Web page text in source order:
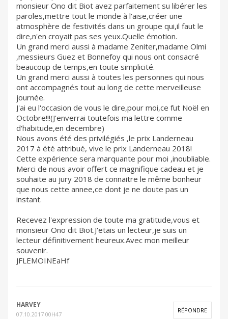
monsieur Ono dit Biot avez parfaitement su libérer les
paroles,mettre tout le monde à l'aise,créer une
atmosphère de festivités dans un groupe qui,il faut le
dire,n'en croyait pas ses yeux.Quelle émotion.
Un grand merci aussi à madame Zeniter,madame Olmi
,messieurs Guez et Bonnefoy qui nous ont consacré
beaucoup de temps,en toute simplicité.
Un grand merci aussi à toutes les personnes qui nous
ont accompagnés tout au long de cette merveilleuse
journée.
J'ai eu l'occasion de vous le dire,pour moi,ce fut Noël en
Octobre!!!(J'enverrai toutefois ma lettre comme
d'habitude,en decembre)
Nous avons été des privilégiés ,le prix Landerneau
2017 à été attribué, vive le prix Landerneau 2018!
Cette expérience sera marquante pour moi ,inoubliable.
Merci de nous avoir offert ce magnifique cadeau et je
souhaite au jury 2018 de connaitre le même bonheur
que nous cette annee,ce dont je ne doute pas un
instant.
Recevez l'expression de toute ma gratitude,vous et
monsieur Ono dit Biot.J'etais un lecteur,je suis un
lecteur définitivement heureux.Avec mon meilleur
souvenir.
JFLEMOINEaHf
HARVEY
07.10.2017 00H47
RÉPONDRE